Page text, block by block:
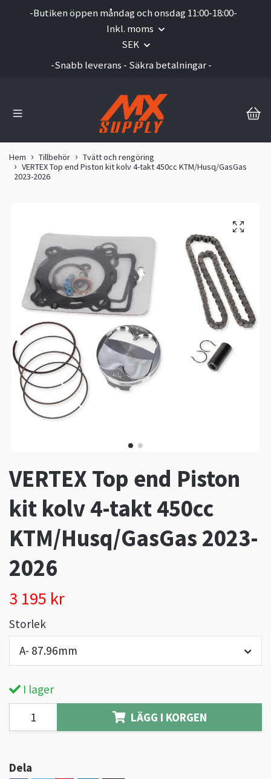
-Butiken öppen måndag och onsdag 11:00-18:00-
Inkl. moms
SEK
-Snabb leverans - Säkra betalningar -
Hem Tillbehör
Tvätt och rengöring
VERTEX Top end Piston kit kolv 4-takt 450cc KTM/Husq/GasGas
2023-2026
VERTEX Top end Piston
kit kolv 4-takt 450cc
KTM/Husq/GasGas 2023-
2026
3 195 kr
Storlek
A- 87.96mm
I lager
LÄGG I KORGEN
Dela